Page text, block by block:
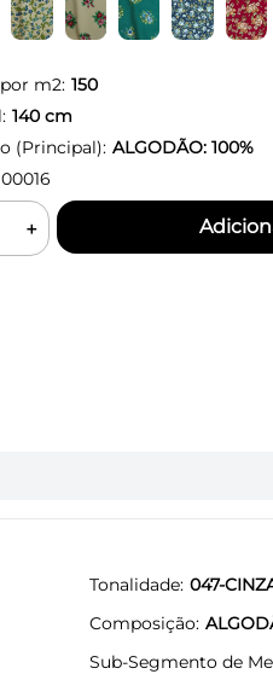
m2: 150
140cm
(Principal): ALGODÃO: 100%
＋
Tonalidade 047-
Composição
Sub-Segmento de